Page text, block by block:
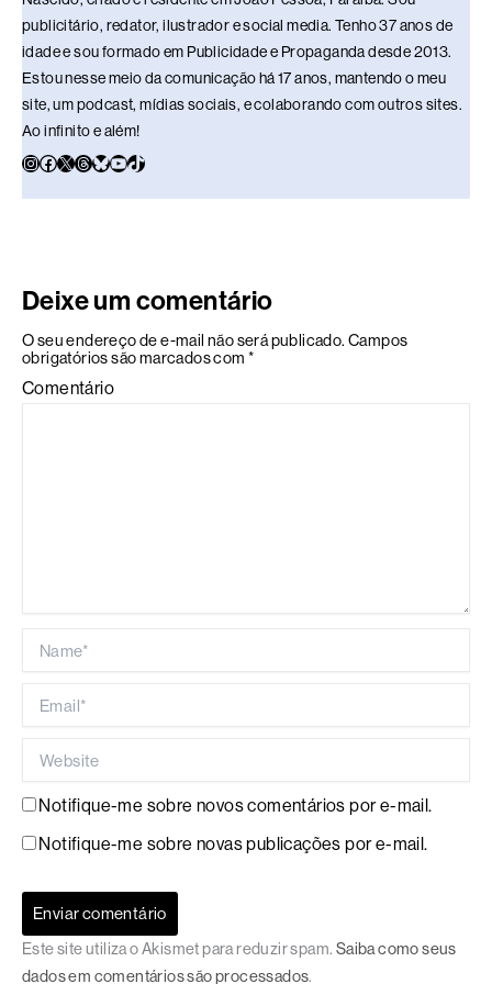
publicitário, redator, ilustrador e social media. Tenho 37 anos de
idade e sou formado em Publicidade e Propaganda desde 2013.
Estou nesse meio da comunicação há 17 anos, mantendo o meu
site, um podcast, mídias sociais, e colaborando com outros sites.
Ao infinito e além!
Deixe um comentário
O seu endereço de e-mail não será publicado. Campos
obrigatórios são marcados com *
Comentário
Notifique-me sobre novos comentários por e-mail.
Notifique-me sobre novas publicações por e-mail.
Este site utiliza o Akismet para reduzir spam. Saiba como seus
dados em comentários são processados.